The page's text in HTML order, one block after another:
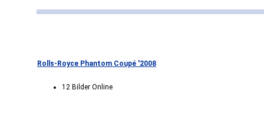
Rolls-Royce Phantom Coupé '2008
12 Bilder Online